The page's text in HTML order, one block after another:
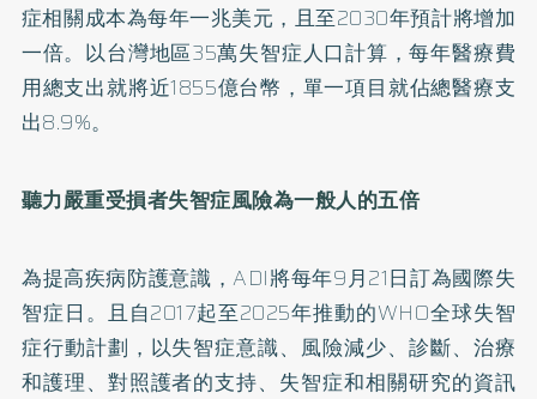
症相關成本為每年一兆美元，且至2030年預計將增加
一倍。以台灣地區35萬失智症人口計算，每年醫療費
用總支出就將近1855億台幣，單一項目就佔總醫療支
出8.9%。
聽力嚴重受損者失智症風險為一般人的五倍
為提高疾病防護意識，ADI將每年9月21日訂為國際失
智症日。且自2017起至2025年推動的WHO全球失智
症行動計劃，以失智症意識、風險減少、診斷、治療
和護理、對照護者的支持、失智症和相關研究的資訊